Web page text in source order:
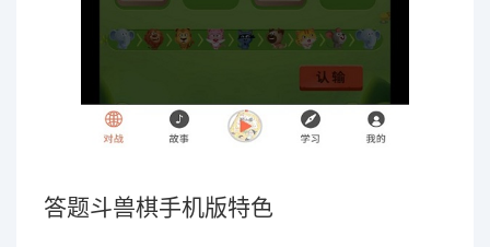
答题斗兽棋手机版特色